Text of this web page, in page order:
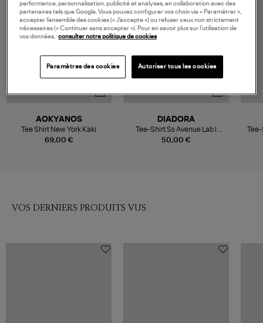
69,00 €
AOKYANOS
Tee Shirt New York Kaki
50,00 €
DIADORA
Tee-Shirt Ss Avenue Lab I
Green Khaki
VOS DERNIERS PRODUITS VUS
performance, personnalisation, publicité et analyses, en collaboration avec des
partenaires tels que Google. Vous pouvez configurer vos choix via « Paramétrer »,
accepter l’ensemble des cookies (« J’accepte ») ou refuser ceux non strictement
nécessaires (« Continuer sans accepter »). Pour en savoir plus sur l’utilisation de
vos données, consulter notre politique de cookies
Paramètres des cookies Autoriser tous les cookies